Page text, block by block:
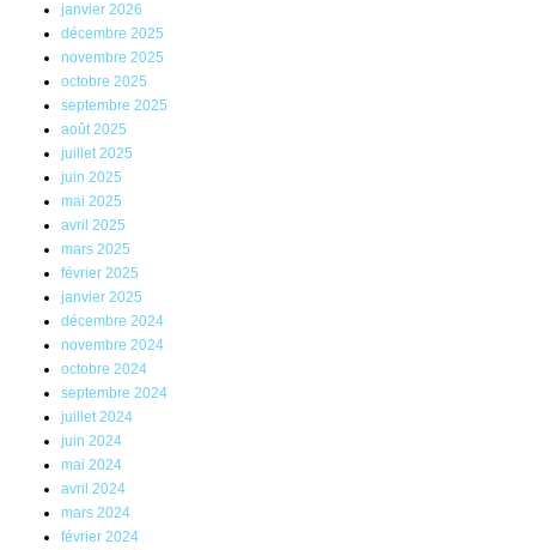
janvier 2026
décembre 2025
novembre 2025
octobre 2025
septembre 2025
août 2025
juillet 2025
juin 2025
mai 2025
avril 2025
mars 2025
février 2025
janvier 2025
décembre 2024
novembre 2024
octobre 2024
septembre 2024
juillet 2024
juin 2024
mai 2024
avril 2024
mars 2024
février 2024